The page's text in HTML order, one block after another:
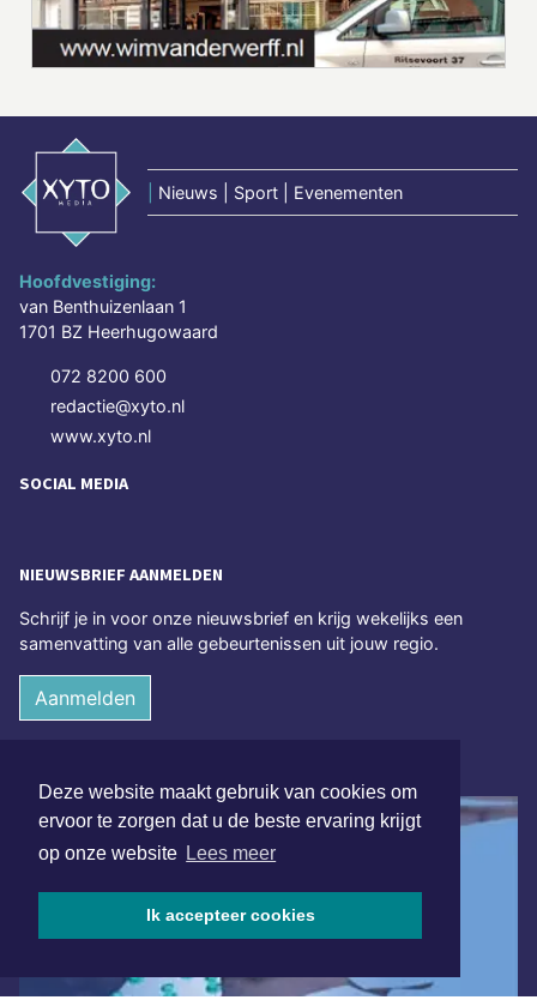
Deze website maakt gebruik van cookies om
ervoor te zorgen dat u de beste ervaring krijgt
op onze website Lees meer
Ik accepteer cookies
Nieuws | Sport | Evenementen
Hoofdvestiging:
van Benthuizenlaan 1
1701 BZ Heerhugowaard
072 8200 600
redactie@xyto.nl
www.xyto.nl
SOCIAL MEDIA
NIEUWSBRIEF AANMELDEN
Schrijf je in voor onze nieuwsbrief en krijg wekelijks een
samenvatting van alle gebeurtenissen uit jouw regio.
Aanmelden